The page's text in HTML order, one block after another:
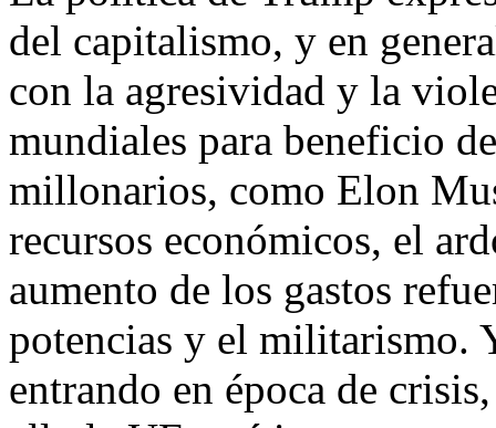
del capitalismo, y en
con la agresividad y la
mundiales para beneficio
millonarios, como Elon
recursos económicos, el
aumento de los gastos
potencias y el militarismo.
entrando en época de